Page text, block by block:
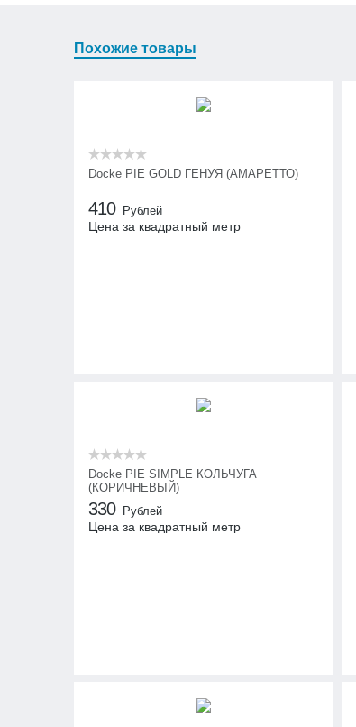
Похожие товары
Docke PIE GOLD ГЕНУЯ (АМАРЕТТО)
410 Рублей
Цена за квадратный метр
Docke PIE SIMPLE КОЛЬЧУГА
(КОРИЧНЕВЫЙ)
330 Рублей
Цена за квадратный метр